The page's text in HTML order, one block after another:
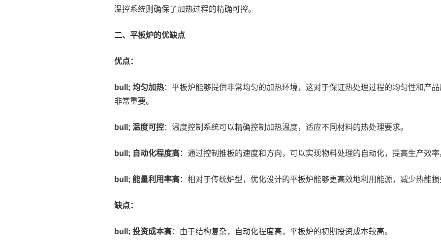
温控系统则确保了加热过程的精确可控。
二、平板炉的优缺点
优点：
bull; 均匀加热：平板炉能够提供非常均匀的加热环境，这对于保证热处理过程的均匀性和产品
非常重要。
bull; 温度可控：温度控制系统可以精确控制加热温度，适应不同材料的热处理要求。
bull; 自动化程度高：通过控制推板的速度和方向，可以实现物料处理的自动化，提高生产效率
bull; 能量利用率高：相对于传统炉型，优化设计的平板炉能够更高效地利用能源，减少热能损
缺点：
bull; 投资成本高：由于结构复杂，自动化程度高，平板炉的初期投资成本较高。